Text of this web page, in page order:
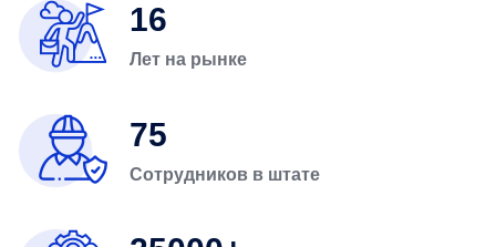
16
Лет на рынке
75
Сотрудников в штате